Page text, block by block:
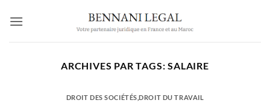
ARCHIVES PAR TAGS:SALAIRE
DROIT DES SOCIÉTÉS ,DROIT DU TRAVAIL